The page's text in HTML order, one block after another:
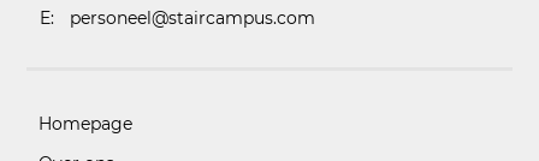
E:
personeel@staircampus.com
Homepage